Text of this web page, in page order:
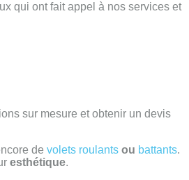
qui ont fait appel à nos services et
sur mesure et obtenir un devis
de volets roulants ou battants.
esthétique.